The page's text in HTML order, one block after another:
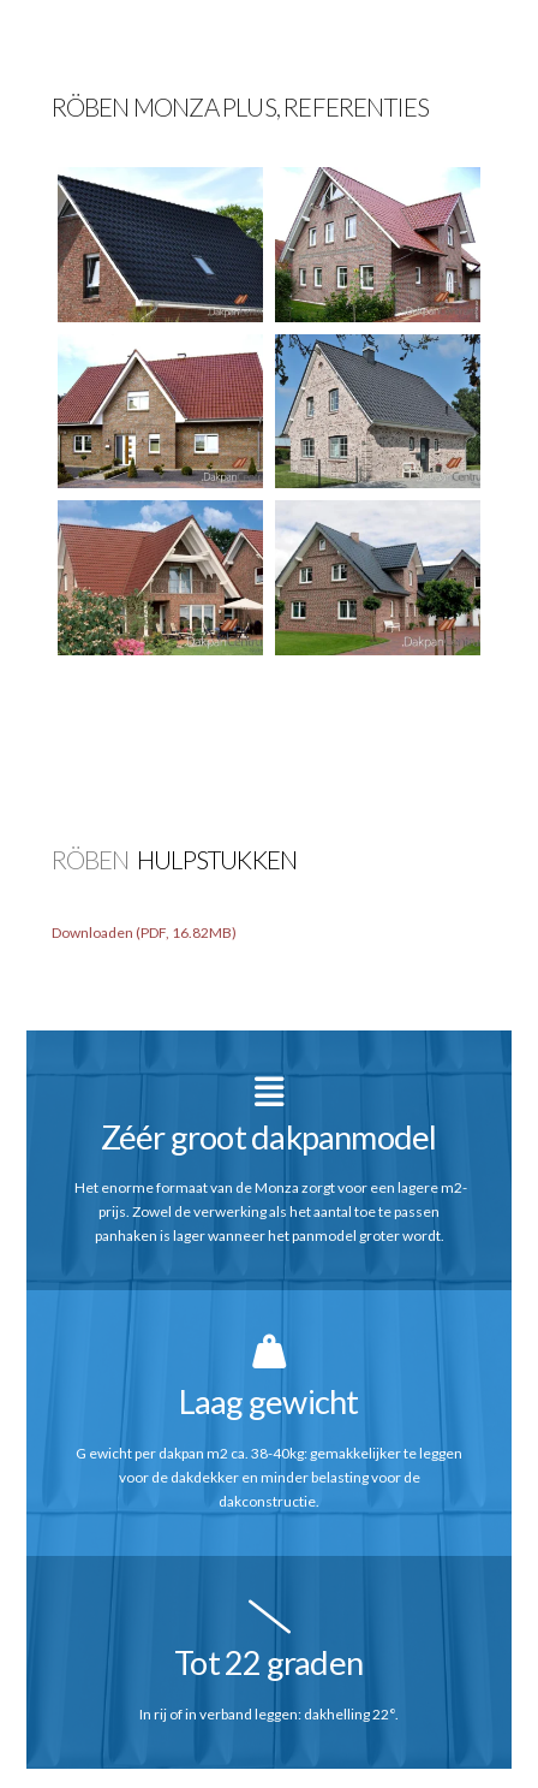
RÖBEN MONZA PLUS, REFERENTIES
RÖBEN HULPSTUKKEN
Downloaden (PDF, 16.82MB)
Zéér groot dakpanmodel
Het enorme formaat van de Monza zorgt voor een lagere m2-
prijs. Zowel de verwerking als het aantal toe te passen
panhaken is lager wanneer het panmodel groter wordt.
Laag gewicht
G ewicht per dakpan m2 ca. 38-40kg: gemakkelijker te leggen
voor de dakdekker en minder belasting voor de
dakconstructie.
Tot 22 graden
In rij of in verband leggen: dakhelling 22°.